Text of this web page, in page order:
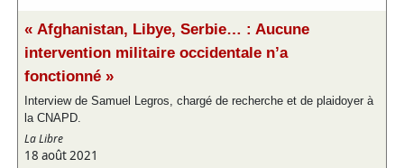
« Afghanistan, Libye, Serbie… : Aucune
intervention militaire occidentale n’a
fonctionné »
Interview de Samuel Legros, chargé de recherche et de plaidoyer à
la CNAPD.
La Libre
18 août 2021